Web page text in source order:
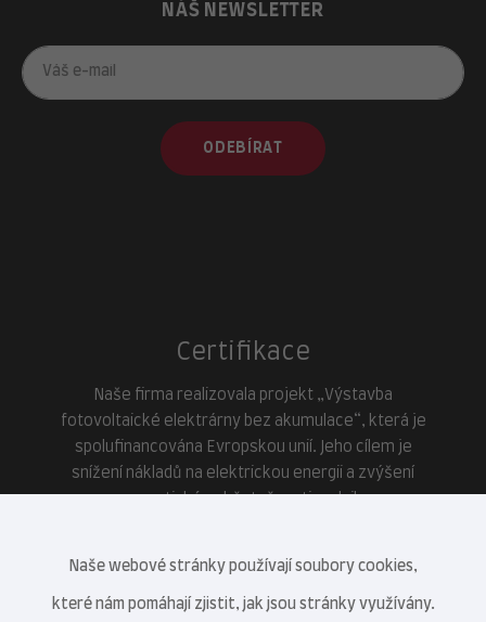
NÁŠ NEWSLETTER
ODEBÍRAT
Certifikace
Naše firma realizovala projekt „Výstavba
fotovoltaické elektrárny bez akumulace“, která je
spolufinancována Evropskou unií. Jeho cílem je
snížení nákladů na elektrickou energii a zvýšení
Naše webové stránky používají soubory cookies,
které nám pomáhají zjistit, jak jsou stránky využívány.